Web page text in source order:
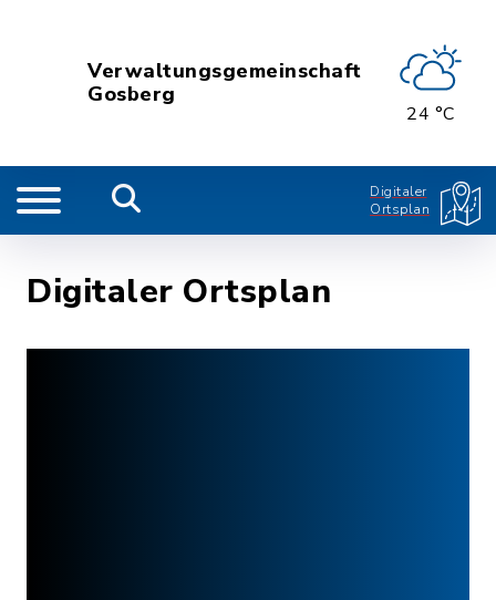
Verwaltungsgemeinschaft
Gosberg
24 °C
Digitaler
Ortsplan
Digitaler Ortsplan